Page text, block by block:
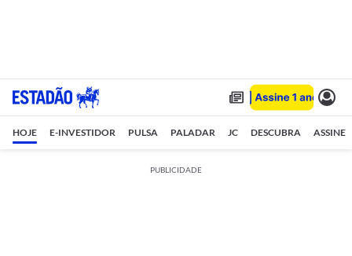
HOJE E-INVESTIDOR PULSA PALADAR JC DESCUBRA ASSINE
PUBLICIDADE